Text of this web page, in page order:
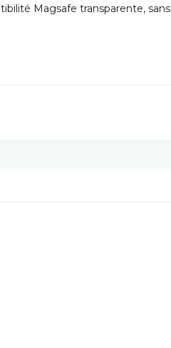
Magsafe transparente, sans